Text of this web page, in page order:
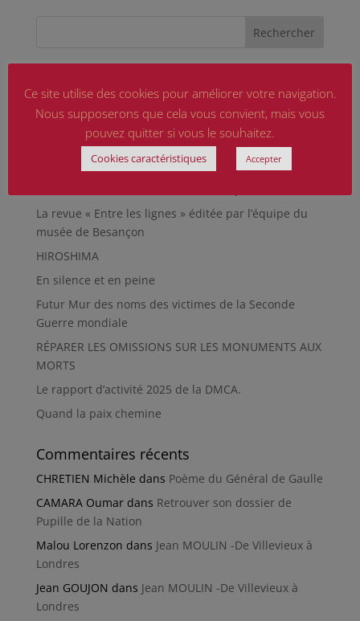
Marguerite MARTIN dite Daisy, femme résistante
Hommage aux sapeurs-pompiers d’hier et
d’aujourd’hui
Qu’est-ce qu’était le Sentier des Passeurs, durant la
La revue « Entre les lignes » éditée par l’équipe du
musée de Besançon
HIROSHIMA
En silence et en peine
Futur Mur des noms des victimes de la Seconde
Guerre mondiale
RÉPARER LES OMISSIONS SUR LES MONUMENTS AUX
MORTS
Le rapport d’activité 2025 de la DMCA.
Quand la paix chemine
Commentaires récents
CHRETIEN Michèle dans Poème du Général de Gaulle
CAMARA Oumardans Retrouver son dossier de
Pupille de la Nation
Malou Lorenzon dans Jean MOULIN -De Villevieux à
Londres
Jean GOUJON dans Jean MOULIN -De Villevieux à
Londres
Ce site utilise des cookies pour améliorer votre navigation.
Nous supposerons que cela vous convient, mais vous
pouvez quitter si vous le souhaitez.
Cookies caractéristiques Accepter